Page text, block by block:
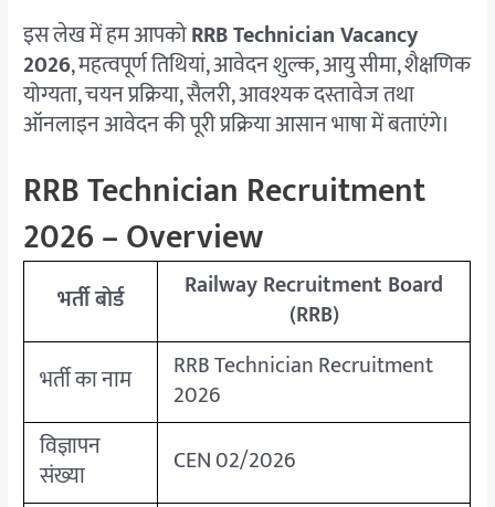
इस लेख में हम आपकोRRB Technician Vacancy
2026, महत्वपूर्ण तिथियां, आवेदन शुल्क, आयु सीमा, शैक्षणिक
योग्यता, चयन प्रक्रिया, सैलरी, आवश्यक दस्तावेज तथा
ऑनलाइन आवेदन की पूरी प्रक्रिया आसान भाषा में बताएंगे।
RRB Technician Recruitment
2026 – Overview
भर्ती बोर्ड Railway Recruitment Board
(RRB)
भर्ती का नाम
RRB Technician Recruitment
2026
विज्ञापन
संख्या CEN 02/2026